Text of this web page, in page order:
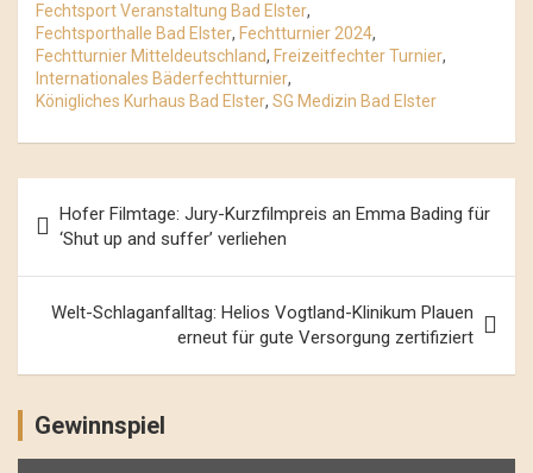
Fechtsport Veranstaltung Bad Elster,
Fechtsporthalle Bad Elster, Fechtturnier 2024,
Fechtturnier Mitteldeutschland, Freizeitfechter Turnier,
Internationales Bäderfechtturnier,
Königliches Kurhaus Bad Elster, SG Medizin Bad Elster
Navigation
Hofer Filmtage: Jury-Kurzfilmpreis an Emma Bading für
‘Shut up and suffer’ verliehen
Welt-Schlaganfalltag: Helios Vogtland-Klinikum Plauen
erneut für gute Versorgung zertifiziert
Gewinnspiel